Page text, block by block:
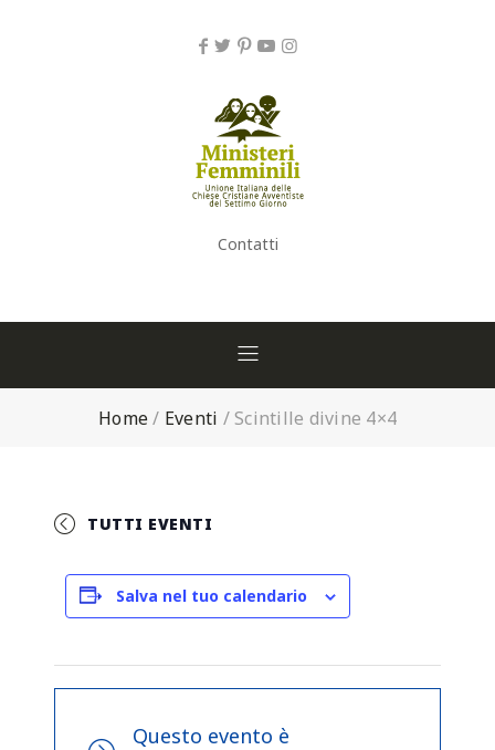
Contatti
Home/ Eventi /Scintille divine 4×4
TUTTI EVENTI
Salva nel tuo calendario
Questo evento è